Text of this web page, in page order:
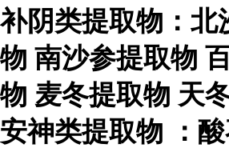
补阴类提取物：北
物 南沙参提取物
物 麦冬提取物 天
安神类提取物
：